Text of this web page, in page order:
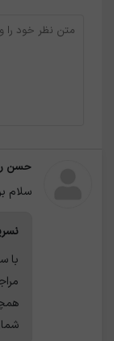
حسن
سلام
با
شماره 28111280